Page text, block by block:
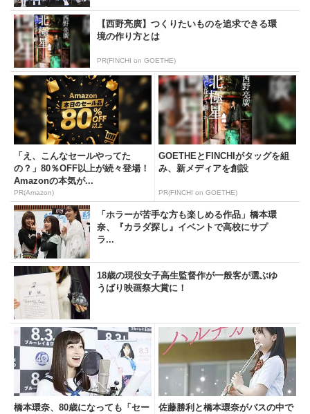
【西野亮廣】つくりたいものを追求できる環
境の作り方とは
PR(FINCHI on GOETHE)
「え、こんなセールやってた
の？」80％OFF以上が続々登場！
Amazonの本気が...
PR(Amazon)
GOETHEとFINCHIがタッグを組
み、新メディアを創設
PR(FINCHI on GOETHE)
「ホラーが苦手な方も楽しめる作品」橋本環
奈、『カラダ探し』イベントで高校にサプ
ラ...
18歳の現役女子高生監督作が一般客が選ぶゆ
うばり映画祭大賞に！
橋本環奈、80歳になっても「セー
佐藤勝利と橋本環奈がバスの中で